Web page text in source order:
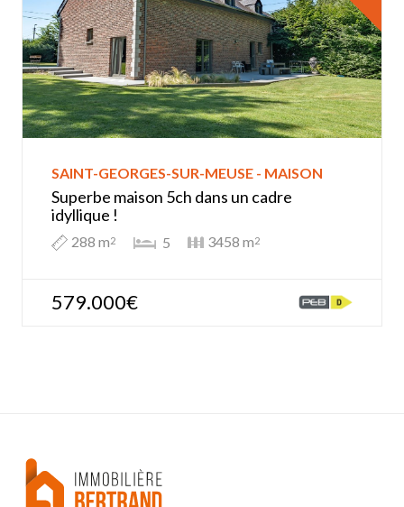
SAINT-GEORGES-SUR-MEUSE - MAISON
Superbe maison 5ch dans un cadre
idyllique !
288 m2 5 3458 m2
579.000€